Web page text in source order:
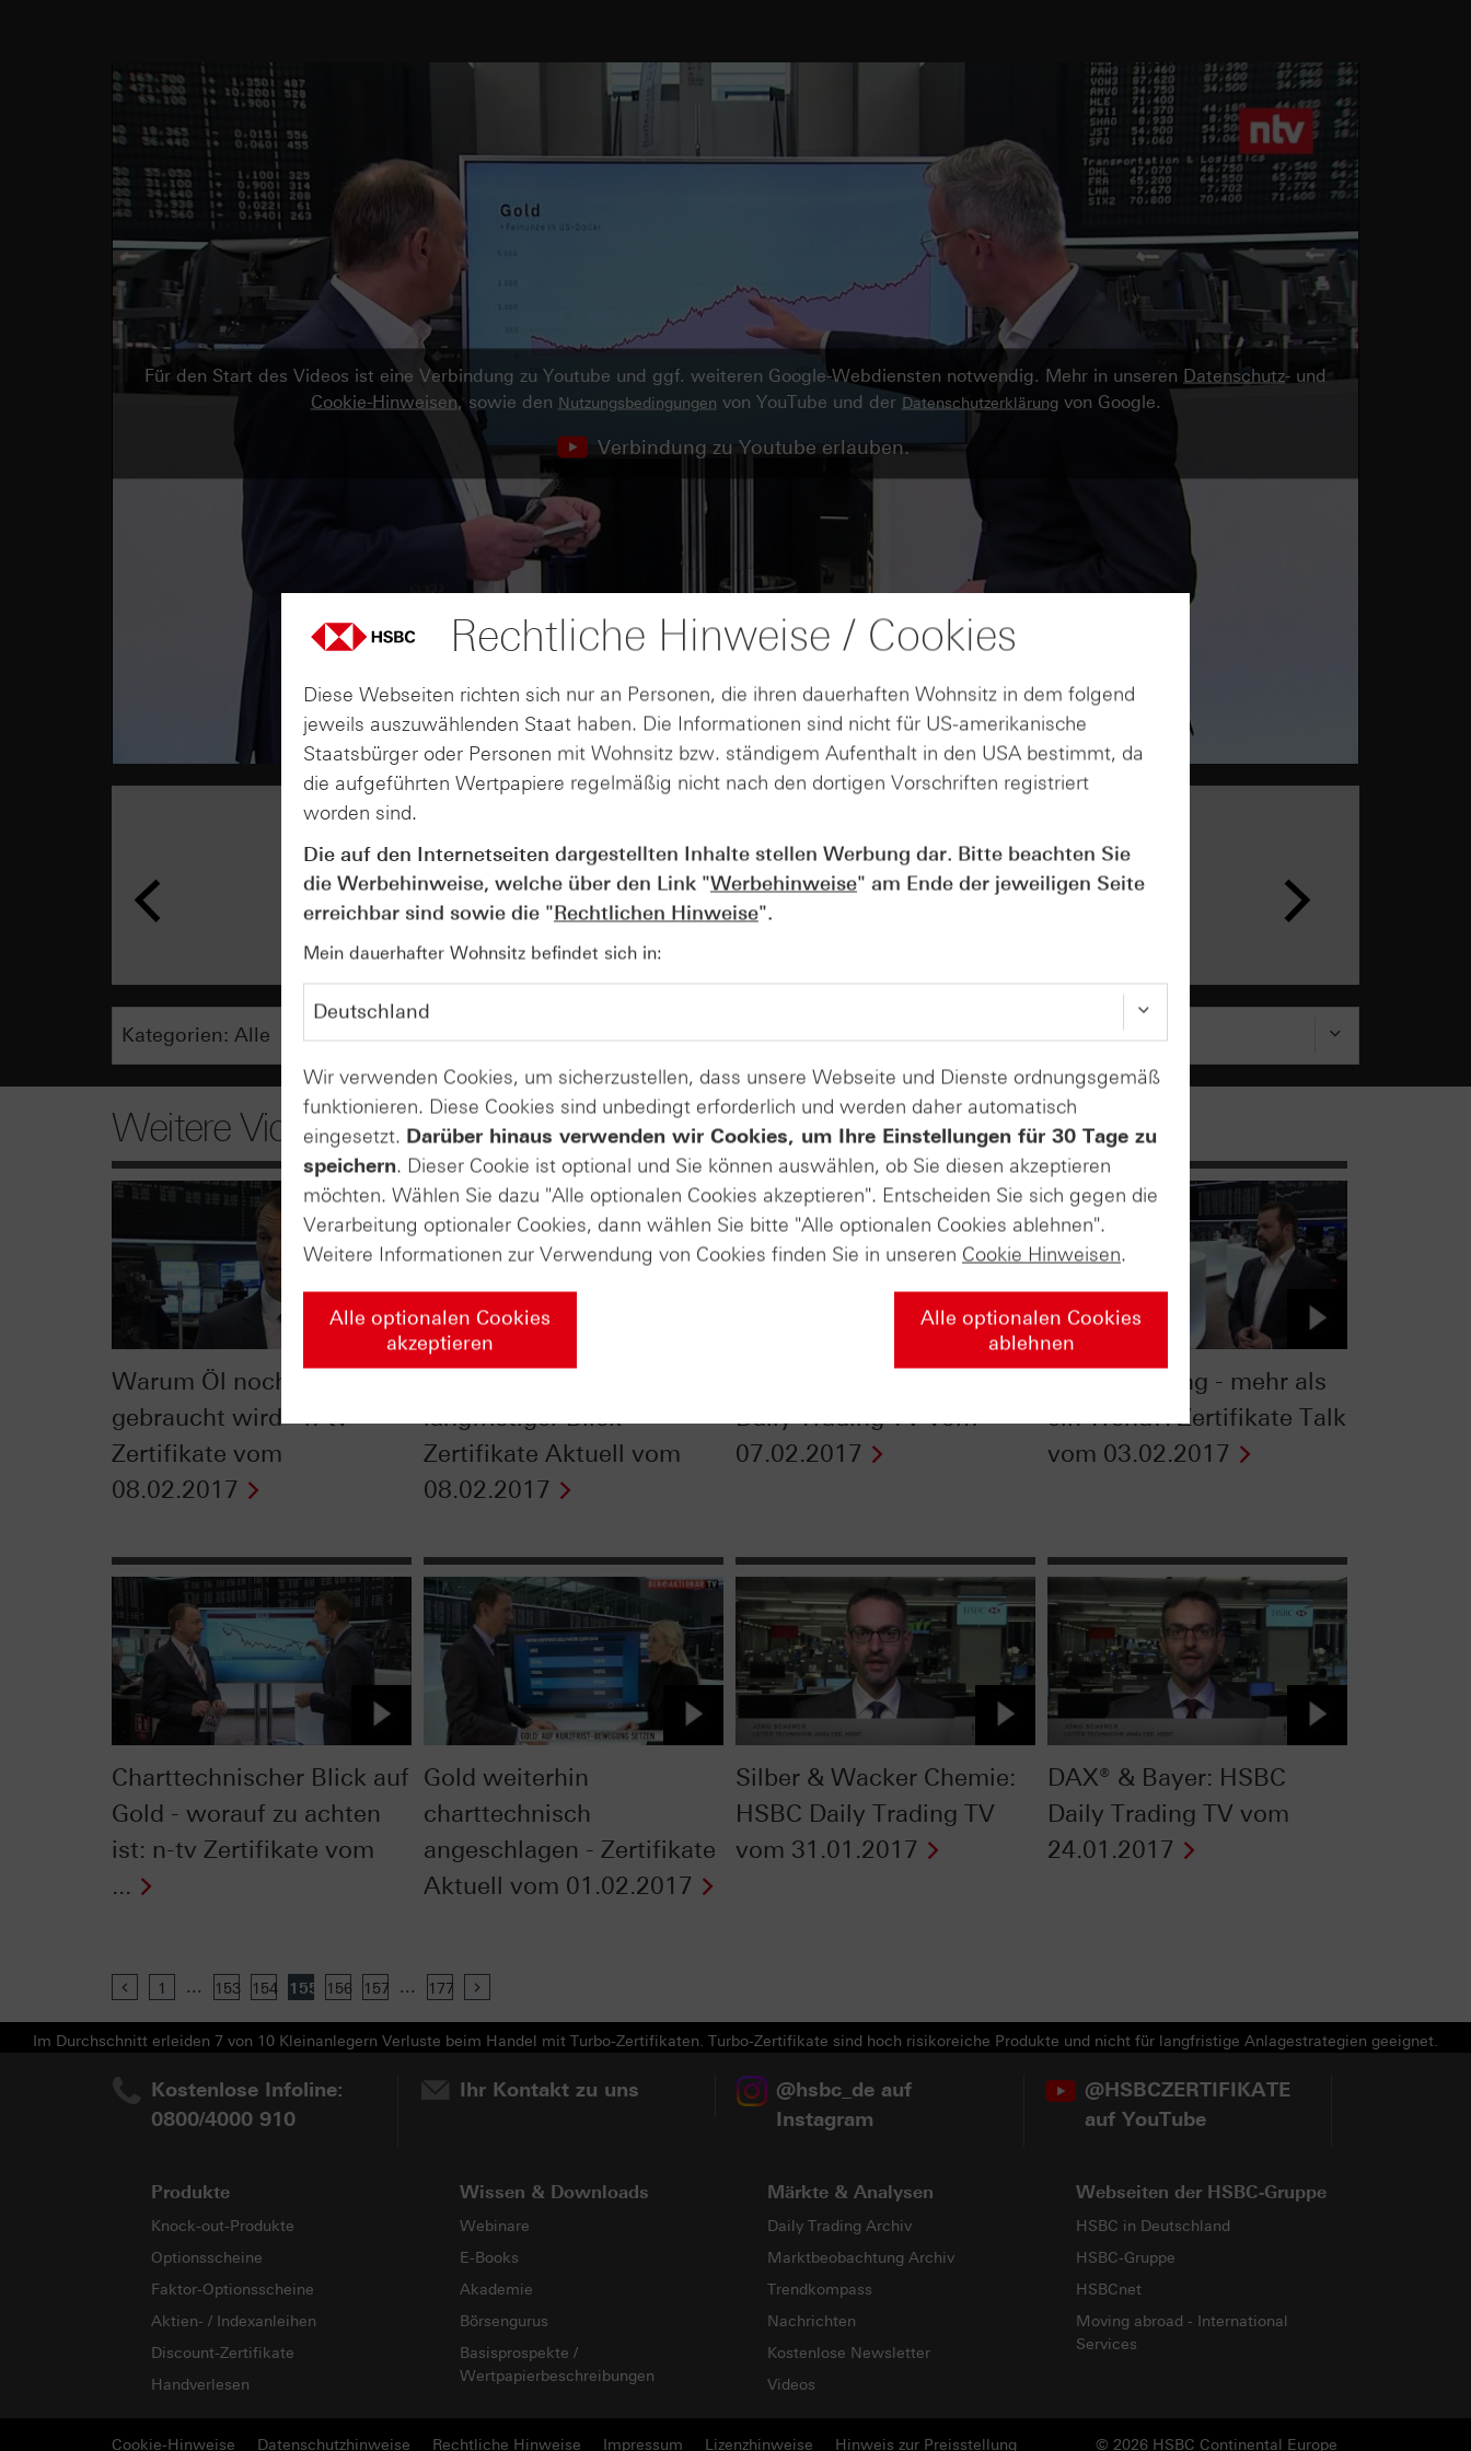
Für den Start des Videos ist eine Verbindung zu Youtube und ggf. weiteren Google-Webdiensten notwendig. Mehr in unseren Datenschutz- und
Cookie-Hinweisen, sowie den Nutzungsbedingungen von YouTube und der Datenschutzerklärungvon Google.
Verbindung zu Youtube erlauben.
AUGUST
07
Wie lange bleibt der DAX® in
Rekordlaune? - ntv Zertifikate
07.08.26
Weitere Videos
Warum Öl noch lange
gebraucht wird - n-tv
Zertifikate vom
08.02.2017
langfristiger Blick -
Zertifikate Aktuell vom
08.02.2017
Daily Trading TV vom
07.02.2017
Social Trading - mehr als
ein Trend?: Zertifikate Talk
vom 03.02.2017
Charttechnischer Blick auf
Gold - worauf zu achten
ist: n-tv Zertifikate vom
...
Gold weiterhin
charttechnisch
angeschlagen - Zertifikate
Aktuell vom 01.02.2017
Silber & Wacker Chemie:
HSBC Daily Trading TV
vom 31.01.2017
DAX® & Bayer: HSBC
Daily Trading TV vom
24.01.2017
Previous
1 ... 153 154 155 156 157 ... 177
Im Durchschnitt erleiden 7 von 10 Kleinanlegern Verluste beim Handel mit Turbo-Zertifikaten. Turbo-Zertifikate sind hoch risikoreiche Produkte und nicht für langfristige Anlagestrategien geeignet.
Kostenlose Infoline:
0800/4000 910
Ihr Kontakt zu uns
@hsbc_de auf
Instagram
@HSBCZERTIFIKATE
auf YouTube
Produkte
Knock-out-Produkte
Optionsscheine
Faktor-Optionsscheine
Aktien- / Indexanleihen
Discount-Zertifikate
Handverlesen
Wissen & Downloads
Webinare
E-Books
Akademie
Börsengurus
Basisprospekte /
Wertpapierbeschreibungen
Märkte & Analysen
Daily Trading Archiv
Marktbeobachtung Archiv
Trendkompass
Nachrichten
Kostenlose Newsletter
Videos
Webseiten der HSBC-Gruppe
HSBC in Deutschland
HSBC-Gruppe
HSBCnet
Moving abroad - International
Services
Cookie-Hinweise Datenschutzhinweise Rechtliche Hinweise Impressum Lizenzhinweise © 2026 HSBC Continental Europe
Hinweis zur Preisstellung
Rechtliche Hinweise / Cookies
Diese Webseiten richten sich nur an Personen, die ihren dauerhaften Wohnsitz in dem folgend
jeweils auszuwählenden Staat haben. Die Informationen sind nicht für US-amerikanische
Staatsbürger oder Personen mit Wohnsitz bzw. ständigem Aufenthalt in den USA bestimmt, da
die aufgeführten Wertpapiere regelmäßig nicht nach den dortigen Vorschriften registriert
worden sind.
Die auf den Internetseiten dargestellten Inhalte stellen Werbung dar. Bitte beachten Sie
die Werbehinweise, welche über den Link "Werbehinweise" am Ende der jeweiligen Seite
erreichbar sind sowie die "Rechtlichen Hinweise".
Mein dauerhafter Wohnsitz befindet sich in:
Wir verwenden Cookies, um sicherzustellen, dass unsere Webseite und Dienste ordnungsgemäß
funktionieren. Diese Cookies sind unbedingt erforderlich und werden daher automatisch
eingesetzt. Darüber hinaus verwenden wir Cookies, um Ihre Einstellungen für 30 Tage zu
speichern. Dieser Cookie ist optional und Sie können auswählen, ob Sie diesen akzeptieren
möchten. Wählen Sie dazu "Alle optionalen Cookies akzeptieren". Entscheiden Sie sich gegen die
Verarbeitung optionaler Cookies, dann wählen Sie bitte "Alle optionalen Cookies ablehnen".
Weitere Informationen zur Verwendung von Cookies finden Sie in unseren Cookie Hinweisen.
Alle optionalen Cookies
akzeptieren
Alle optionalen Cookies
ablehnen